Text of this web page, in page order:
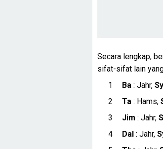
Secara lengkap,
sifat-sifat lain
Ba : Jahr,
Ta : Hams,
Jim : Jahr,
Dal : Jahr,